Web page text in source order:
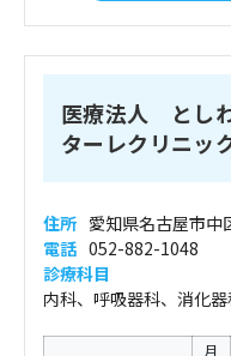
医療法人 とし
ターレクリニッ
住所 愛知県名古屋市中
電話 052-882-1048
診療科目
内科、呼吸器科、消化
月